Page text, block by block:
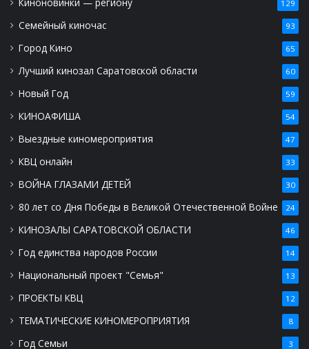
Киноновинки — региону 129
Семейный киночас 93
Город Кино 65
Лучший кинозал Саратовской области 60
Новый Год 59
КИНОАФИША 54
Выездные киномероприятия 47
КВЦ онлайн 33
ВОЙНА ГЛАЗАМИ ДЕТЕЙ 30
80 лет со Дня Победы в Великой Отечественной Войне 24
КИНОЗАЛЫ САРАТОВСКОЙ ОБЛАСТИ 46
Год единства народов России 14
Национальный проект "Семья" 13
ПРОЕКТЫ КВЦ 12
ТЕМАТИЧЕСКИЕ КИНОМЕРОПРИЯТИЯ 8
Год Семьи 3